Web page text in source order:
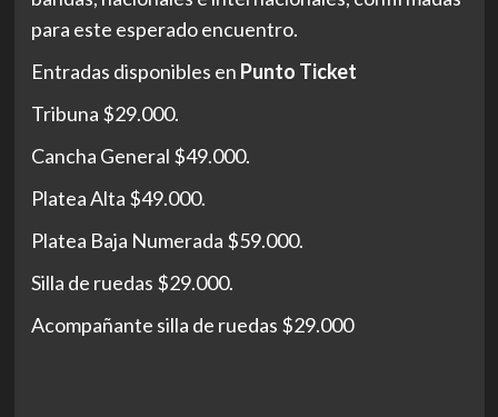
para este esperado encuentro.
Entradas disponibles en Punto Ticket
Tribuna $29.000.
Cancha General $49.000.
Platea Alta $49.000.
Platea Baja Numerada $59.000.
Silla de ruedas $29.000.
Acompañante silla de ruedas $29.000